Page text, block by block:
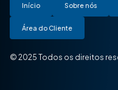
Início Sobre nós
Área do Cliente
© 2025 Todos os direitos